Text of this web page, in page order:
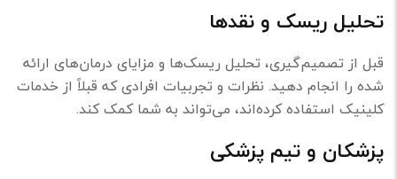
تحلیل ریسک و نقدها
قبل از تصمیم‌گیری، تحلیل ریسک‌ها و مزایای درمان‌های ارائه
شده را انجام دهید. نظرات و تجربیات افرادی که قبلاً از خدمات
کلینیک استفاده کرده‌اند، می‌تواند به شما کمک کند.
پزشکان و تیم پزشکی